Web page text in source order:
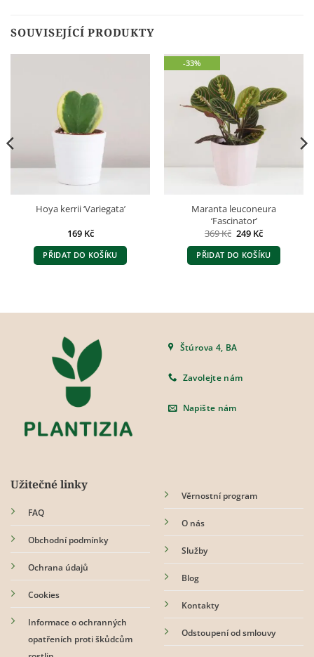
SOUVISEJÍCÍ PRODUKTY
Hoya kerrii ‘Variegata’
169 Kč
PŘIDAT DO KOŠÍKU
-33%
Maranta leuconeura
‘Fascinator’
369Kč Původní
byla:
369 Kč.
249 KčAktuální
je:
249 Kč.
PŘIDAT DO KOŠÍKU
Štúrova 4, BA
Zavolejte nám
Napište nám
Užitečné linky
FAQ
Obchodní podmínky
Ochrana údajů
Cookies
Informace o ochranných
opatřeních proti škůdcům
Věrnostní program
O nás
Služby
Blog
Kontakty
Odstoupení od smlouvy